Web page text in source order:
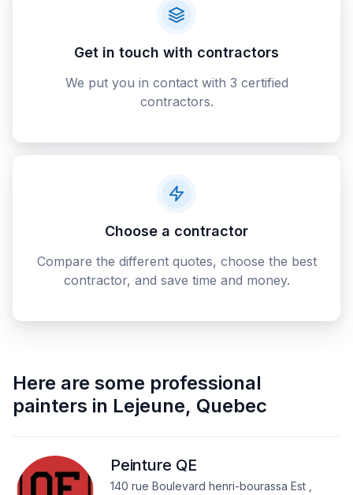
Get in touch with contractors
We put you in contact with 3 certified
contractors.
Choose a contractor
Compare the different quotes, choose the best
contractor, and save time and money.
Here are some professional
painters in Lejeune, Quebec
Peinture QE
140 rue Boulevard henri-bourassa Est ,